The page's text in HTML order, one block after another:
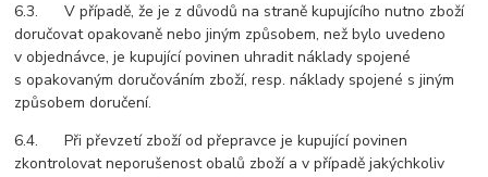
6.3. V případě, že je z důvodů na straně kupujícího nutno zboží
doručovat opakovaně nebo jiným způsobem, než bylo uvedeno
v objednávce, je kupující povinen uhradit náklady spojené
s opakovaným doručováním zboží, resp. náklady spojené s jiným
způsobem doručení.
6.4. Při převzetí zboží od přepravce je kupující povinen
zkontrolovat neporušenost obalů zboží a v případě jakýchkoliv